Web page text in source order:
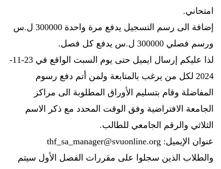
امتحاني.
إضافة الى رسم التسجيل يدفع مرة واحدة 300000 ل.س
ورسم فصلي 300000 ل.س يدفع كل فصل.
لذا عليكم إرسال ايميل حتى يوم السبت الواقع في 23-11-
2024 لكل من يرغب بالمتابعة ولمن أتم دفع رسوم
المفاضلة وقام بتسليم الأوراق المطلوبة الى مراكز
الجامعة الافتراضية وفق الوقت المحدد مع ذكر الاسم
الثلاثي والرقم الجامعي للطالب.
عنوان الإيميل: thf_sa_manager@svuonline.org
والطلاب الذين سجلوا على مقررات الفصل الأول سيتم